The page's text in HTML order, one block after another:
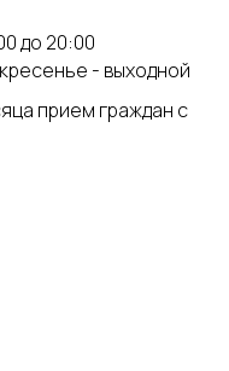
до 20:00
- выходной
прием граждан с